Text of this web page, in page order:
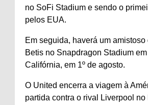
no SoFi Stadium e sendo o
pelos EUA.
Em seguida, haverá um amistoso
Betis no Snapdragon Stadium
Califórnia, em 1º de agosto.
O United encerra a viagem à
partida contra o rival Liverpool no